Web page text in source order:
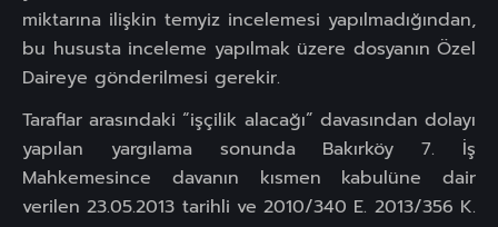
miktarına ilişkin temyiz incelemesi yapılmadığından,
bu hususta inceleme yapılmak üzere dosyanın Özel
Daireye gönderilmesi gerekir.
Taraflar arasındaki “işçilik alacağı” davasından dolayı
yapılan yargılama sonunda Bakırköy 7. İş
Mahkemesince davanın kısmen kabulüne dair
verilen 23.05.2013 tarihli ve 2010/340 E. 2013/356 K.